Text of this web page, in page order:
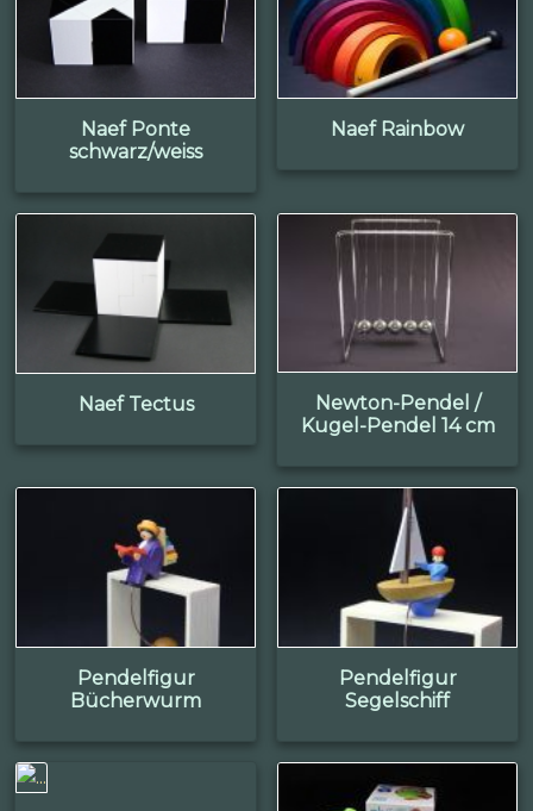
Naef Ponte
schwarz/weiss
Naef Rainbow
Naef Tectus
Newton-Pendel /
Kugel-Pendel 14 cm
Pendelfigur
Bücherwurm
Pendelfigur
Segelschiff